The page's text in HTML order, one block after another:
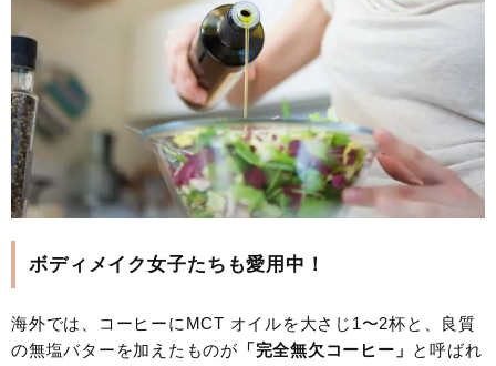
ボディメイク女子たちも愛用中！
海外では、コーヒーにMCT オイルを大さじ1〜2杯と、良質
の無塩バターを加えたものが 「完全無欠コーヒー」 と呼ばれ